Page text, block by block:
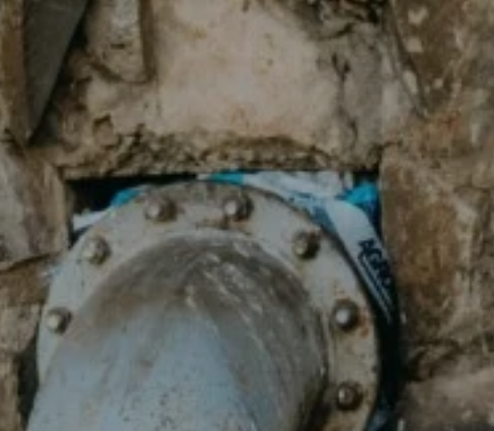
KLÁNOVICKÁ SPOJKA
KRUHOVÝ OBJEZD V KOLODĚJÍCH
KULTURNÍ MOZAIKA
NÁDRAŽÍ PRAHA - KLÁNOVICE A PARKOVÁNÍ
POLITIKA
POZVÁNKY
PRAHA UDRŽITELNÁ
PRAŽSKÉ STAVEBNÍ PŘEDPISY